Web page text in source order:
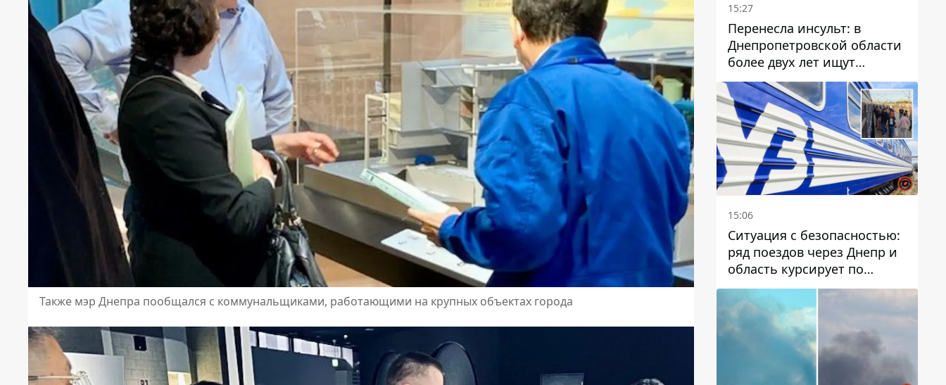
Также мэр Днепра пообщался с коммунальщиками, работающими на крупных объектах города
15:27
Перенесла инсульт: в
Днепропетровской области
более двух лет ищут
пропавшую женщину
15:06
Ситуация с безопасностью:
ряд поездов через Днепр и
область курсирует по
измененному маршруту, а
часть пути заменили
автобусами и электричками